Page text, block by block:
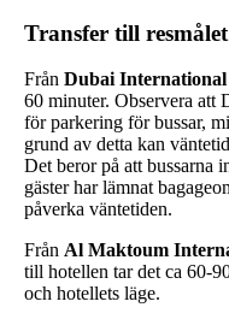
Transfer till resmålet
Från Dubai
60 minuter. Observera att
för parkering för bussar,
grund av detta kan
Det beror på att bussarna
gäster har lämnat
påverka väntetiden.
Från Al Maktoum
till hotellen tar det ca 60-
och hotellets läge.